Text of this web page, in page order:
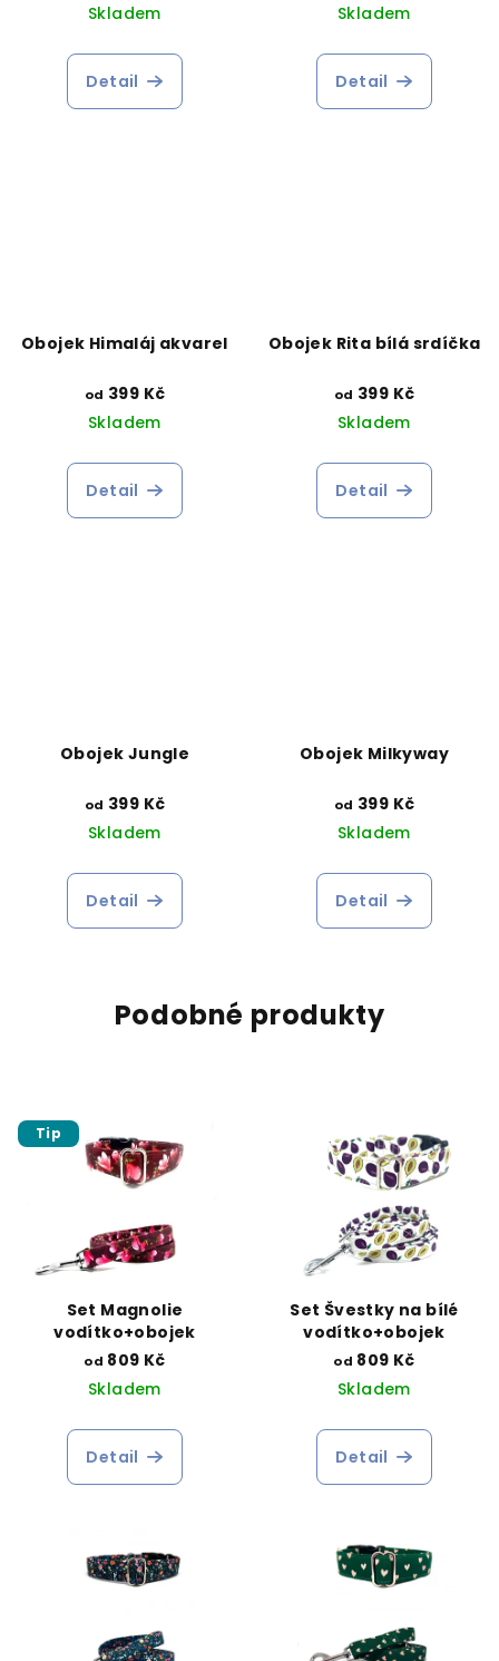
Skladem
Detail
Skladem
Detail
Obojek Himaláj akvarel
od 399 Kč
Skladem
Detail
Obojek Rita bílá srdíčka
od 399 Kč
Skladem
Detail
Obojek Jungle
od 399 Kč
Skladem
Detail
Obojek Milkyway
od 399 Kč
Skladem
Detail
Podobné produkty
Tip
Set Magnolie
vodítko+obojek
od 809 Kč
Skladem
Detail
Set Švestky na bílé
vodítko+obojek
od 809 Kč
Skladem
Detail